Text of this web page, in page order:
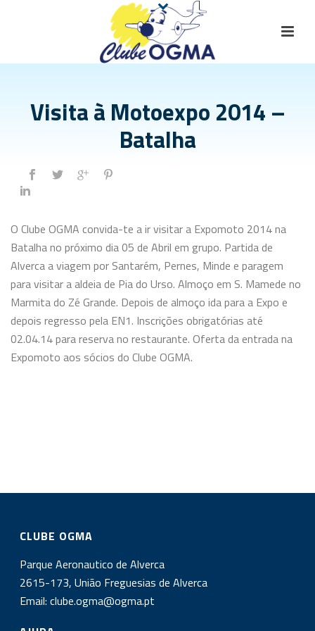
Visita à Motoexpo 2014 –
Batalha
O Clube OGMA convida-te a ir visitar a Expomoto 2014 na
Batalha no próximo dia 05 de Abril em grupo. Partida de
Alverca a viagem por Santarém, Pernes, Minde e paragem
para visitar a aldeia de Pia do Urso. Almoço em S. Mamede no
Marmita do Zé Grande. Depois de almoço ida para a Expo e
depois regresso pela EN1. Inscrições obrigatórias até
02.04.14 para reserva no restaurante. Oferta da entrada na
Expomoto aos sócios do Clube OGMA.
CLUBE OGMA
Parque Aeronautico de Alverca
2615-173, União Freguesias de Alverca
Email:clube.ogma@ogma.pt